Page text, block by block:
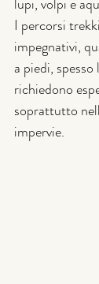
lupi, volpi e
I percorsi
impegnativi,
a piedi,
richiedono
soprattutto
impervie.